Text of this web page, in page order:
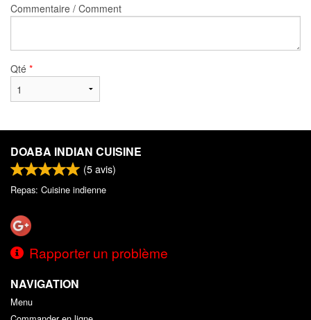
Commentaire / Comment
Qté *
DOABA INDIAN CUISINE
(5avis)
Repas: Cuisine indienne
Rapporter un problème
NAVIGATION
Menu